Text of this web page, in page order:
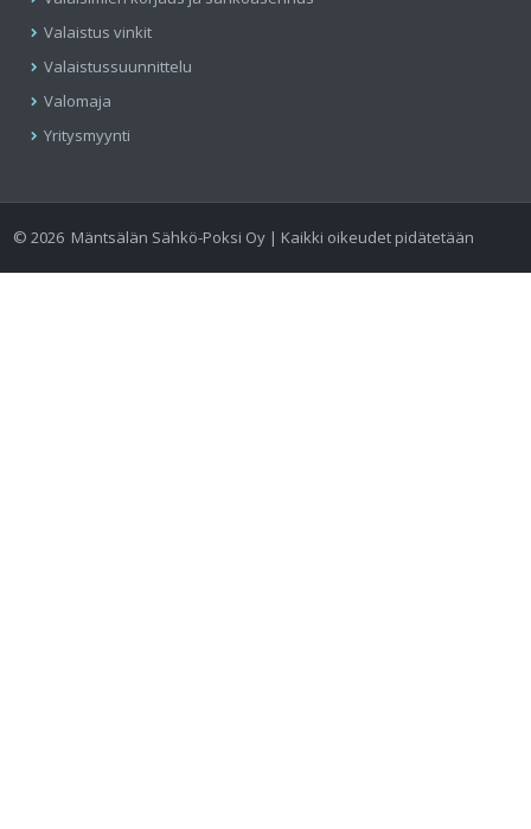
Valaistus vinkit
Valaistussuunnittelu
Valomaja
Yritysmyynti
©2026 Mäntsälän Sähkö-Poksi Oy | Kaikki oikeudet pidätetään